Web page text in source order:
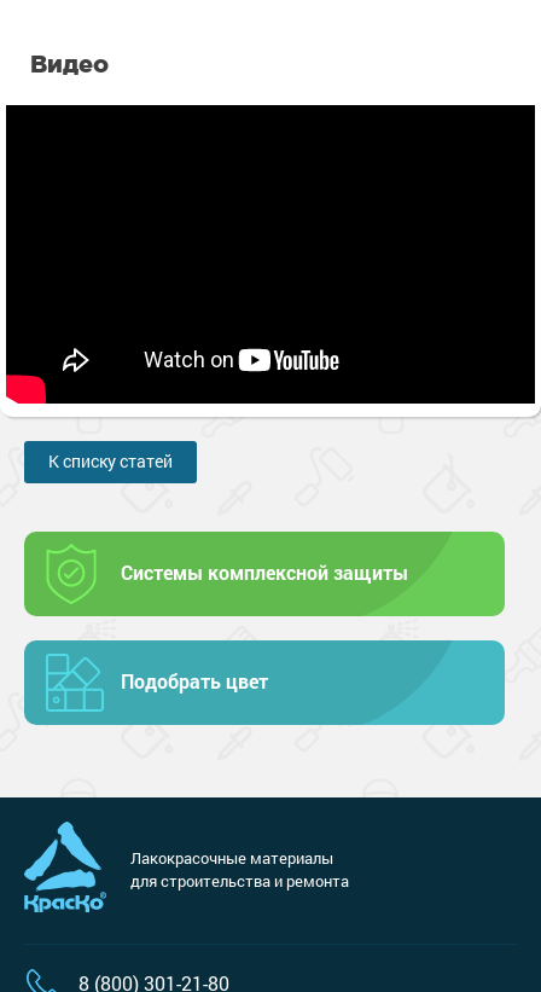
Видео
К списку статей
Системы комплексной защиты
Подобрать цвет
Лакокрасочные материалы
для строительства и ремонта
8 (800) 301-21-80